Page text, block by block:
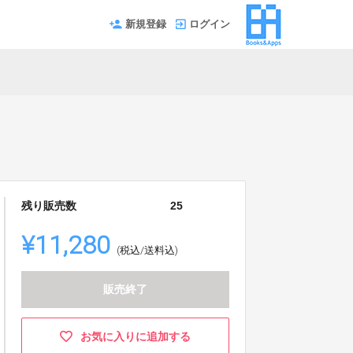
新規登録 ログイン
残り販売数 25
¥11,280 (税込/送料込)
販売終了
お気に入りに追加する